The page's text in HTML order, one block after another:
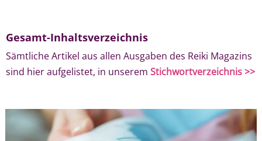
Gesamt-Inhaltsverzeichnis
Sämtliche Artikel aus allen Ausgaben des Reiki Magazins
sind hier aufgelistet, in unserem Stichwortverzeichnis >>